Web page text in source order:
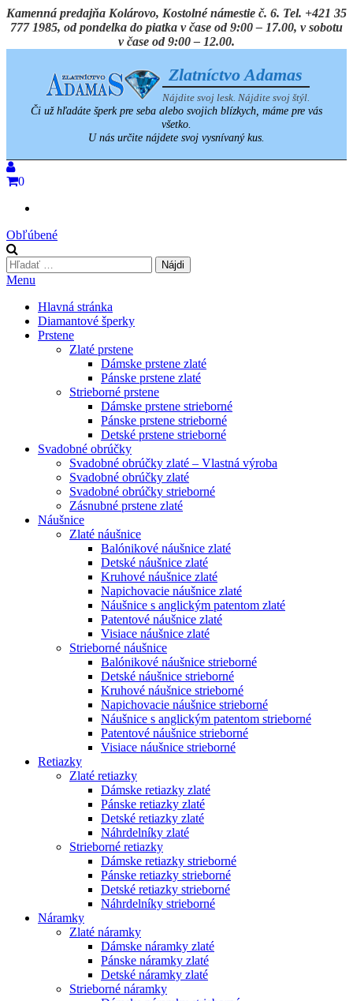
Preskočiť
na
Kamenná predajňa Kolárovo, Kostolné námestie č. 6. Tel. +421 35
777 1985, od pondelka do piatka v čase od 9:00 – 17.00, v sobotu
v čase od 9:00 – 12.00.
Zlatníctvo Adamas
Nájdite svoj lesk. Nájdite svoj štýl.
Či už hľadáte šperk pre seba alebo svojich blízkych, máme pre vás
všetko.
U nás určite nájdete svoj vysnívaný kus.
0
Obľúbené
Hľadať:
Menu
Hlavná stránka
Diamantové šperky
Prstene
Zlaté prstene
Dámske prstene zlaté
Pánske prstene zlaté
Strieborné prstene
Dámske prstene strieborné
Pánske prstene strieborné
Detské prstene strieborné
Svadobné obrúčky
Svadobné obrúčky zlaté – Vlastná výroba
Svadobné obrúčky zlaté
Svadobné obrúčky strieborné
Zásnubné prstene zlaté
Náušnice
Zlaté náušnice
Balónikové náušnice zlaté
Detské náušnice zlaté
Kruhové náušnice zlaté
Napichovacie náušnice zlaté
Náušnice s anglickým patentom zlaté
Patentové náušnice zlaté
Visiace náušnice zlaté
Strieborné náušnice
Balónikové náušnice strieborné
Detské náušnice strieborné
Kruhové náušnice strieborné
Napichovacie náušnice strieborné
Náušnice s anglickým patentom strieborné
Patentové náušnice strieborné
Visiace náušnice strieborné
Retiazky
Zlaté retiazky
Dámske retiazky zlaté
Pánske retiazky zlaté
Detské retiazky zlaté
Náhrdelníky zlaté
Strieborné retiazky
Dámske retiazky strieborné
Pánske retiazky strieborné
Detské retiazky strieborné
Náhrdelníky strieborné
Náramky
Zlaté náramky
Dámske náramky zlaté
Pánske náramky zlaté
Detské náramky zlaté
Strieborné náramky